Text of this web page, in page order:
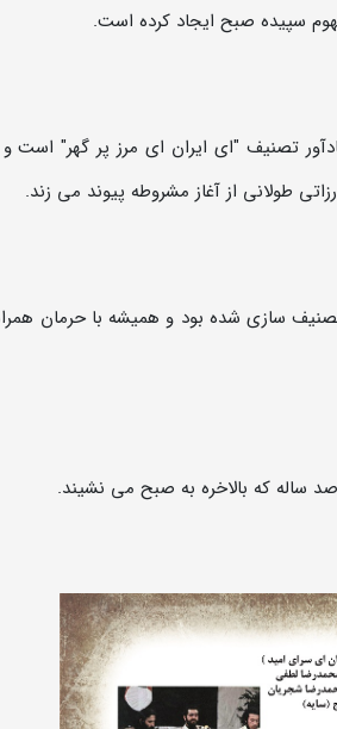
سپیده صبح ایجاد کرده است.
تصنیف "ای ایران ای مرز پر گهر" است
طولانی از آغاز مشروطه پیوند می زند.
سازی شده بود و همیشه با حرمان
ساله که بالاخره به صبح می نشیند.